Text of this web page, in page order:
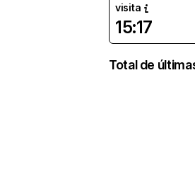
visita
15:17
Total de